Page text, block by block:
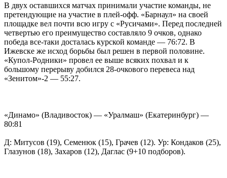
В двух оставшихся матчах принимали участие команды, не
претендующие на участие в плей-офф. «Барнаул» на своей
площадке вел почти всю игру с «Русичами». Перед последней
четвертью его преимущество составляло 9 очков, однако
победа все-таки досталась курской команде — 76:72. В
Ижевске же исход борьбы был решен в первой половине.
«Купол-Родники» провел ее выше всяких похвал и к
большому перерыву добился 28-очкового перевеса над
«Зенитом»-2 — 55:27.
«Динамо» (Владивосток) — «Уралмаш» (Екатеринбург) —
80:81
Д: Митусов (19), Семенюк (15), Грачев (12). Ур: Кондаков (25),
Глазунов (18), Захаров (12), Даглас (9+10 подборов).